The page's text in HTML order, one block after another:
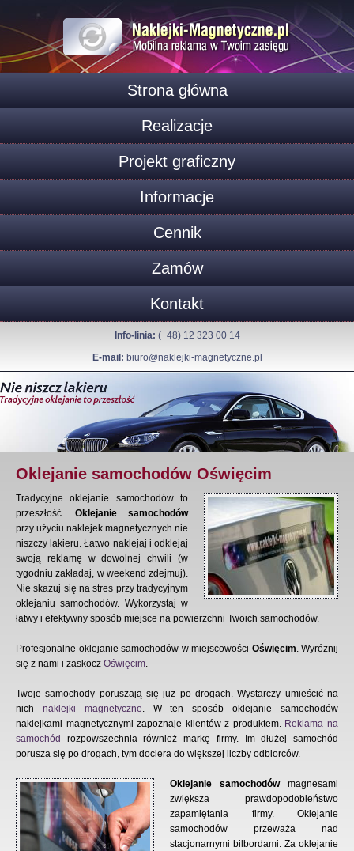
Strona główna
Realizacje
Projekt graficzny
Informacje
Cennik
Zamów
Kontakt
Info-linia: (+48) 12 323 00 14
E-mail: biuro@naklejki-magnetyczne.pl
Oklejanie samochodów Oświęcim
Tradycyjne oklejanie samochodów to
przeszłość. Oklejanie samochodów
przy użyciu naklejek magnetycznych nie
niszczy lakieru. Łatwo naklejaj i odklejaj
swoją reklamę w dowolnej chwili (w
tygodniu zakładaj, w weekend zdejmuj).
Nie skazuj się na stres przy tradycyjnym
oklejaniu samochodów. Wykorzystaj w
łatwy i efektywny sposób miejsce na powierzchni Twoich samochodów.
Profesjonalne oklejanie samochodów w miejscowości Oświęcim. Wyróżnij
się z nami i zaskocz Oświęcim.
Twoje samochody poruszają się już po drogach. Wystarczy umieścić na
nich naklejki magnetyczne. W ten sposób oklejanie samochodów
naklejkami magnetycznymi zapoznaje klientów z produktem. Reklama na
samochód
rozpowszechnia również markę firmy. Im dłużej samochód
porusza się po drogach, tym dociera do większej liczby odbiorców.
Oklejanie samochodówmagnesami
zwiększa prawdopodobieństwo
zapamiętania firmy. Oklejanie
samochodów przeważa nad
stacjonarnymi bilbordami. Za oklejanie